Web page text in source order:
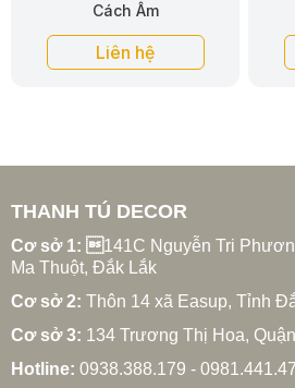
Chống Tia UV
Liên hệ
THANH TÚ DECOR
Cơ sở 1: 141C Nguyễn Tri
Ma Thuột, Đắk Lắk
Cơ sở 2: Thôn 14 xã Easup, Tỉnh
Cơ sở 3: 134 Trương Thị Hoa,
Hotline: 0938.388.179 -